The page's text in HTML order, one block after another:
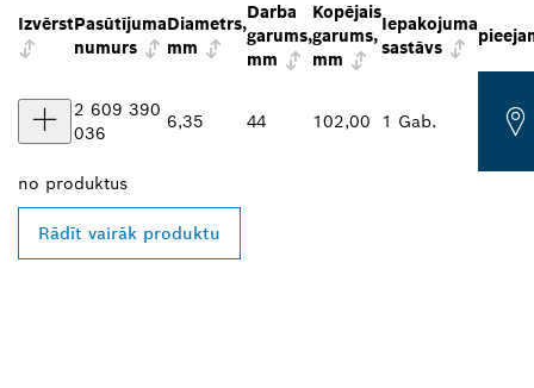
IzvērstPasūtījuma
numurs
Diametrs,
mm
Darba
garums,
mm
Kopējais
garums,
mm
Iepakojuma
sastāvs
2 609 390
036
6,35 44 102,00 1 Gab.
no produktus
Rādīt vairāk produktu